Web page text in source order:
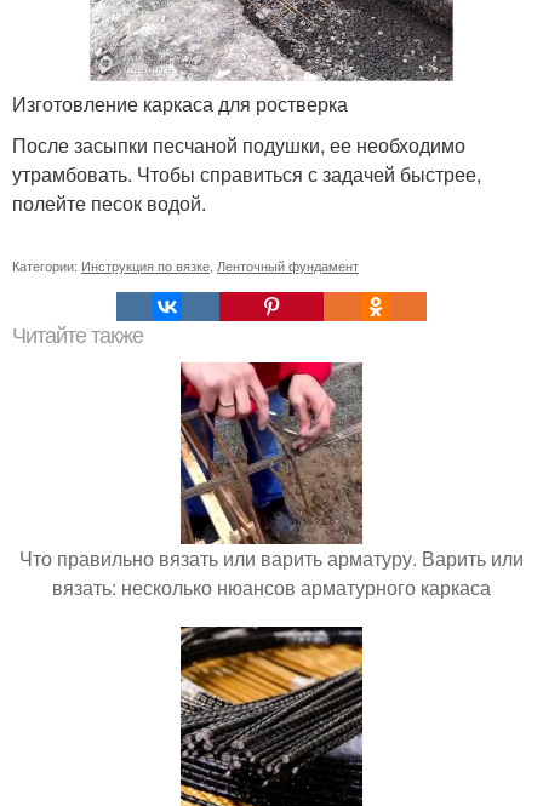
Изготовление каркаса для ростверка
После засыпки песчаной подушки, ее необходимо
утрамбовать. Чтобы справиться с задачей быстрее,
полейте песок водой.
Категории: Инструкция по вязке Ленточный фундамент
Читайте также
Что правильно вязать или варить арматуру. Варить или
вязать: несколько нюансов арматурного каркаса